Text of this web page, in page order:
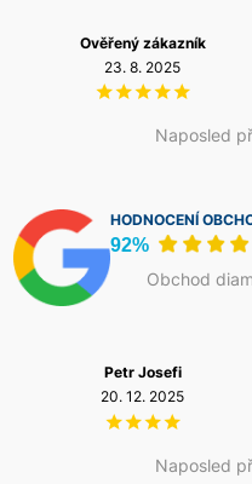
jsou optimalizovány právě
stolových a blokových
kamenických aplikacích.
Naposled
Ověřený zákazník
23. 8. 2025
HODNOCENÍ
92%
Obchod
Naposled
Petr Josefi
20. 12. 2025